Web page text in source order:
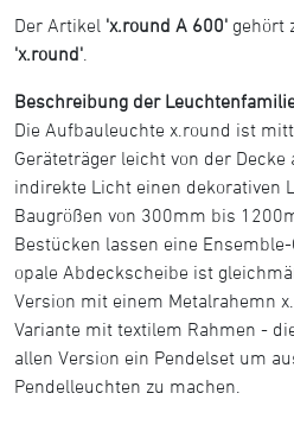
Der Artikel 'x.round A 600' gehört
'x.round'
Beschreibung der
Die Aufbauleuchte x.round ist
Geräteträger leicht von der
indirekte Licht einen dekorativen
Baugrößen von 300mm bis
Bestücken lassen eine
opale Abdeckscheibe ist
Version mit einem Metalrahemn
Variante mit textilem Rahmen -
allen Version ein Pendelset um
Pendelleuchten zu machen.